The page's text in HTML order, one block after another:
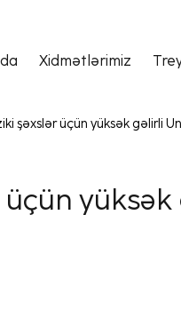
Xidmətlərimiz
şəxslər üçün yüksək gəlirli
üçün